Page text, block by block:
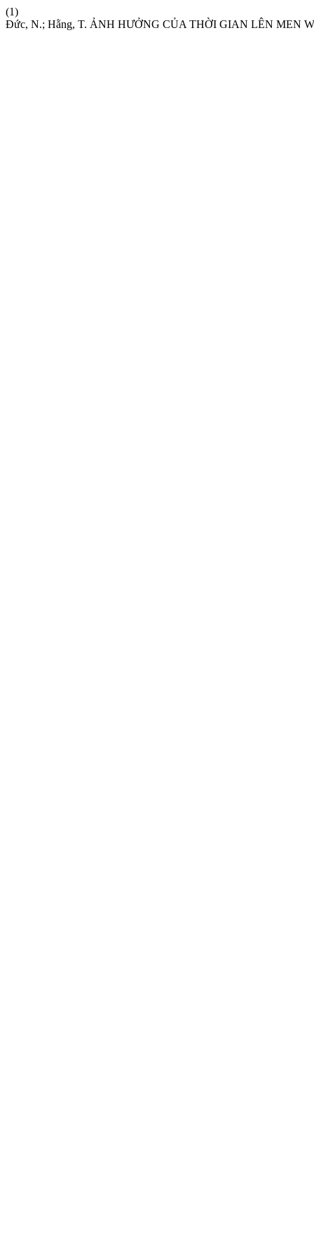
(1)
Đức, N.; Hằng, T. ẢNH HƯỞNG CỦA THỜI GIAN LÊN MEN